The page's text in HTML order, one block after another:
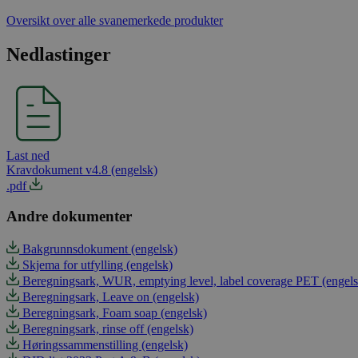
Oversikt over alle svanemerkede produkter
Nedlastinger
Last ned
Kravdokument v4.8 (engelsk)
.pdf
Andre dokumenter
Bakgrunnsdokument (engelsk)
Skjema for utfylling (engelsk)
Beregningsark, WUR, emptying level, label coverage PET
Beregningsark, Leave on (engelsk)
Beregningsark, Foam soap (engelsk)
Beregningsark, rinse off (engelsk)
Høringssammenstilling (engelsk)